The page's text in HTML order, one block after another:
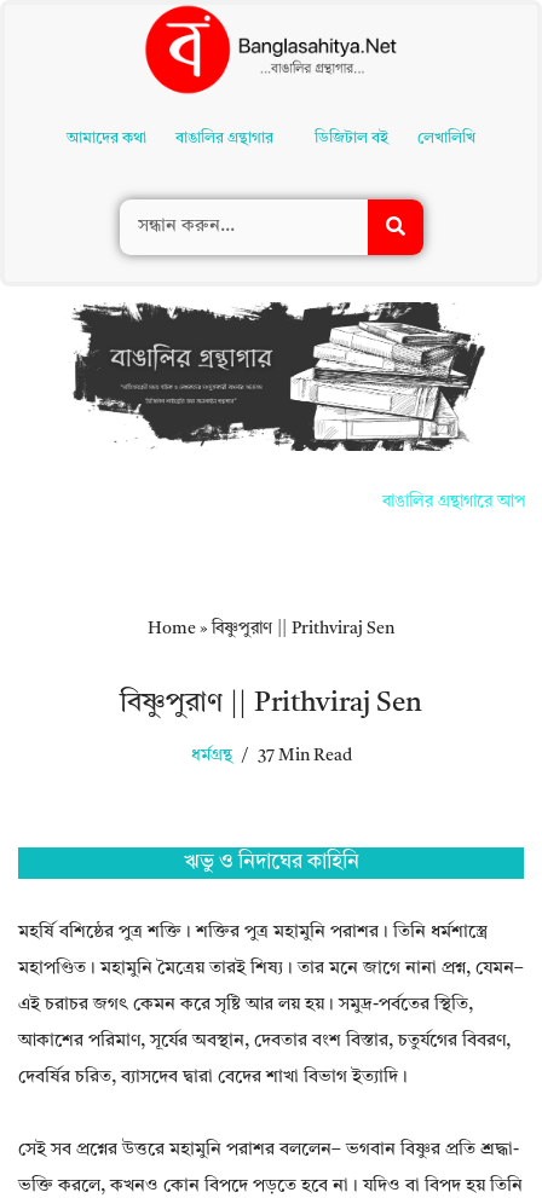
Contentআমাদের কথা বাঙালির গ্রন্থাগার ডিজিটাল বই লেখালিখি
বাঙালির গ্রন্থাগারে
Home »বিষ্ণুপুরাণ || Prithviraj Sen
বিষ্ণুপুরাণ || Prithviraj Sen
ধর্মগ্রন্থ 37 Min Read
ঋভু ও নিদাঘের কাহিনি
মহর্ষি বশিষ্ঠের পুত্র শক্তি। শক্তির পুত্র মহামুনি পরাশর। তিনি ধর্মশাস্ত্রে
মহাপণ্ডিত। মহামুনি মৈত্রেয় তারই শিষ্য। তার মনে জাগে নানা প্রশ্ন, যেমন–
এই চরাচর জগৎ কেমন করে সৃষ্টি আর লয় হয়। সমুদ্র-পর্বতের স্থিতি,
আকাশের পরিমাণ, সূর্যের অবস্থান, দেবতার বংশ বিস্তার, চতুর্যগের বিবরণ,
দেবর্ষির চরিত, ব্যাসদেব দ্বারা বেদের শাখা বিভাগ ইত্যাদি।
সেই সব প্রশ্নের উত্তরে মহামুনি পরাশর বললেন– ভগবান বিষ্ণুর প্রতি শ্রদ্ধা-
ভক্তি করলে, কখনও কোন বিপদে পড়তে হবে না। যদিও বা বিপদ হয় তিনি